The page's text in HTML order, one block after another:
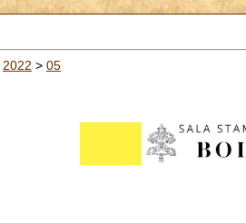
2022 > 05